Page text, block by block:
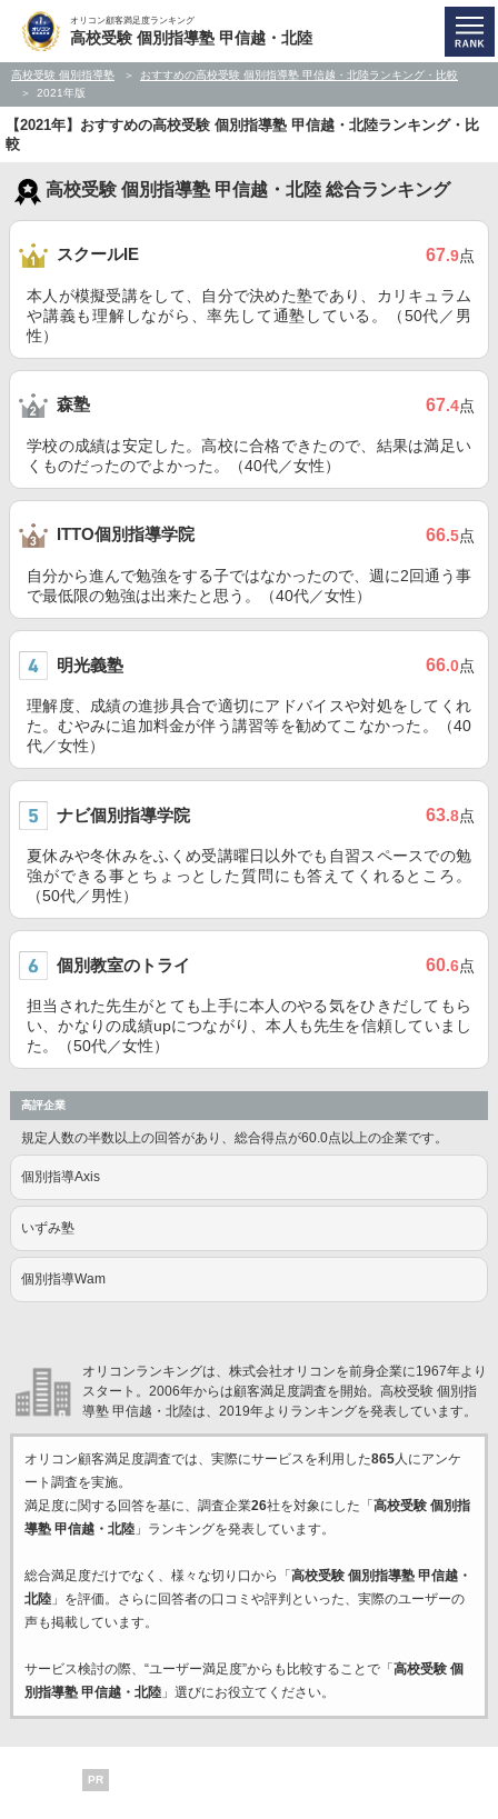
オリコン顧客満足度ランキング
高校受験 個別指導塾 甲信越・北陸
高校受験 個別指導塾
おすすめの高校受験 個別指導塾 甲信越・北陸ランキング・比較
2021年版
【2021年】おすすめの高校受験 個別指導塾 甲信越・北陸ランキング・比
較
高校受験 個別指導塾 甲信越・北陸 総合ランキング
スクールIE 67.9点
本人が模擬受講をして、自分で決めた塾であり、カリキュラム
や講義も理解しながら、率先して通塾している。（50代／男
性）
森塾 67.4点
学校の成績は安定した。高校に合格できたので、結果は満足い
くものだったのでよかった。（40代／女性）
ITTO個別指導学院 66.5点
自分から進んで勉強をする子ではなかったので、週に2回通う事
で最低限の勉強は出来たと思う。（40代／女性）
明光義塾 66.0点
理解度、成績の進捗具合で適切にアドバイスや対処をしてくれ
た。むやみに追加料金が伴う講習等を勧めてこなかった。（40
代／女性）
ナビ個別指導学院 63.8点
夏休みや冬休みをふくめ受講曜日以外でも自習スペースでの勉
強ができる事とちょっとした質問にも答えてくれるところ。
（50代／男性）
個別教室のトライ 60.6点
担当された先生がとても上手に本人のやる気をひきだしてもら
い、かなりの成績upにつながり、本人も先生を信頼していまし
た。（50代／女性）
高評企業
規定人数の半数以上の回答があり、総合得点が60.0点以上の企業です。
個別指導Axis
いずみ塾
個別指導Wam
オリコンランキングは、株式会社オリコンを前身企業に1967年より
スタート。2006年からは顧客満足度調査を開始。高校受験 個別指
導塾 甲信越・北陸は、2019年よりランキングを発表しています。
オリコン顧客満足度調査では、実際にサービスを利用した865人にアンケ
ート調査を実施。
満足度に関する回答を基に、調査企業26社を対象にした「 高校受験 個別指
導塾 甲信越・北陸」ランキングを発表しています。
総合満足度だけでなく、様々な切り口から「 高校受験 個別指導塾 甲信越・
北陸」を評価。さらに回答者の口コミや評判といった、実際のユーザーの
声も掲載しています。
サービス検討の際、“ユーザー満足度”からも比較することで「 高校受験 個
別指導塾 甲信越・北陸」選びにお役立てください。
PR